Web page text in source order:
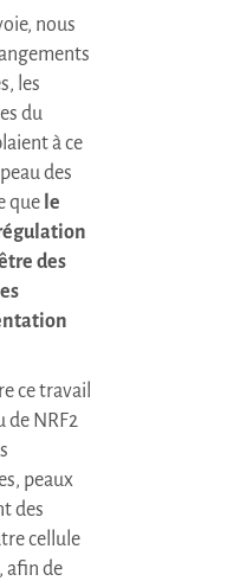
nous
les
du
à ce
des
que le
des
ce travail
de NRF2
peaux
des
cellule
afin de